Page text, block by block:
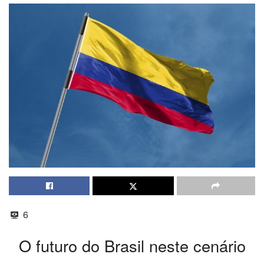
6
O futuro do Brasil neste cenário